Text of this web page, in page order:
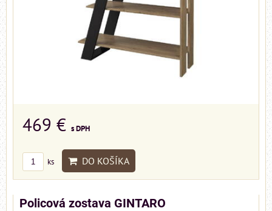
469 € s DPH
ks DO KOŠÍKA
Policová zostava GINTARO